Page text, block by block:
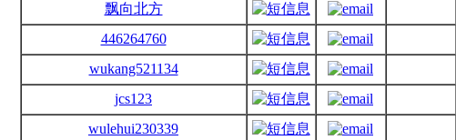
飘向北方
446264760
wukang521134
jcs123
wulehui230339